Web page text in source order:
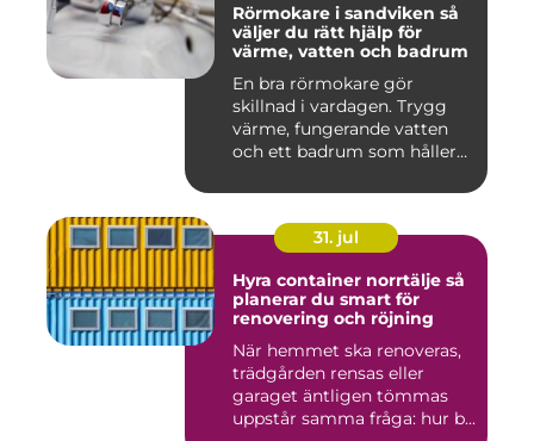
Rörmokare i sandviken så
väljer du rätt hjälp för
värme, vatten och badrum
En bra rörmokare gör
skillnad i vardagen. Trygg
värme, fungerande vatten
och ett badrum som håller
31. jul
Hyra container norrtälje så
planerar du smart för
renovering och röjning
När hemmet ska renoveras,
trädgården rensas eller
garaget äntligen tömmas
uppstår samma fråga: hur b...